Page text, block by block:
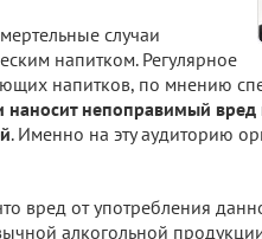
случаи
напитком. Регулярное
напитков, по мнению
наносит непоправимый
. Именно на эту аудиторию
вред от употребления
алкогольной